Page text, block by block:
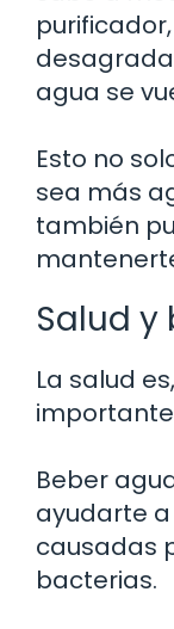
agua se
Esto no
sea más
también
Salud y
La salud
Beber
ayudarte
causadas
bacterias.